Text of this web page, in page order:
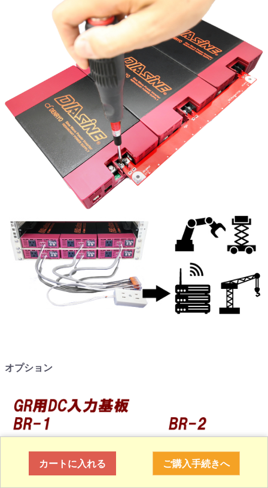
オプション
カートに入れる ご購入手続きへ